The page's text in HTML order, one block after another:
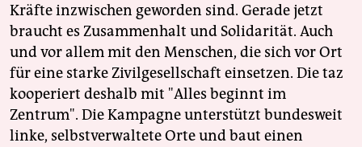
Kräfte inzwischen geworden sind. Gerade jetzt
braucht es Zusammenhalt und Solidarität. Auch
und vor allem mit den Menschen, die sich vor Ort
für eine starke Zivilgesellschaft einsetzen. Die taz
kooperiert deshalb mit "Alles beginnt im
Zentrum". Die Kampagne unterstützt bundesweit
linke, selbstverwaltete Orte und baut einen